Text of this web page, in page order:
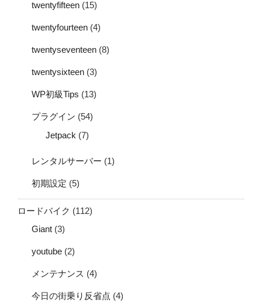
twentyfifteen (15)
twentyfourteen (4)
twentyseventeen (8)
twentysixteen (3)
WP初級Tips (13)
プラグイン (54)
Jetpack (7)
レンタルサーバー (1)
初期設定 (5)
ロードバイク (112)
Giant (3)
youtube (2)
メンテナンス (4)
今日の街乗り反省点 (4)